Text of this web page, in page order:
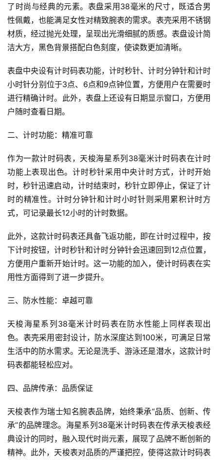
了时尚与经典的元素。表盘采用38毫米的尺寸，既适合男
性佩戴，也能满足女性对精致腕表的需求。表壳采用不锈钢
材质，经过抛光处理，呈现出光滑细腻的质感。表盘设计简
洁大方，黑色背景搭配白色刻度，使读数更加清晰。
表盘中央设有计时码表功能，计时秒针、计时分钟针和计时
小时针分别位于3点、6点和9点钟位置，方便用户在需要时
进行精确计时。此外，表盘上还设有日期显示窗口，方便用
户随时查看日期。
二、计时功能：精准可靠
作为一款计时码表，天梭海星系列38毫米计时码表在计时
功能上表现出色。计时秒针采用中央计时方式，计时开始
时，秒针迅速启动，计时结束时，秒针立即停止，保证了计
时的精准性。计时分钟针和计时小时针则采用累积计时方
式，可记录最长12小时的计时数据。
此外，这款计时码表还具备飞返功能，即在计时过程中，按
下计时按钮，计时秒针和计时分钟针会迅速回到12点位置，
方便用户重新开始计时。这一功能的加入，使计时码表在实
用性方面得到了进一步提升。
三、防水性能：卓越可靠
天梭海星系列38毫米计时码表在防水性能上同样表现出
色。表壳采用密封设计，防水深度达到100米，可满足日常
生活中的防水需求。无论是洗手、游泳还是潜水，这款计时
码表都能轻松应对。
四、品牌传承：品质保证
天梭表作为瑞士知名腕表品牌，始终秉承“品质、创新、传
承”的品牌理念。海星系列38毫米计时码表在传承天梭表经
典设计的同时，融入现代时尚元素，展现了品牌不断创新的
精神。此外，天梭表对品质的严谨把控，使得这款计时码表